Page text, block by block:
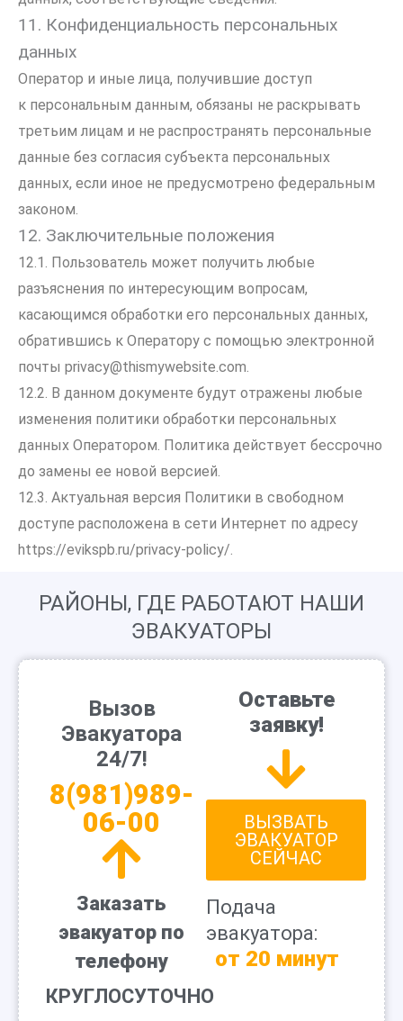
11. Конфиденциальность персональных
данных
Оператор и иные лица, получившие доступ
к персональным данным, обязаны не раскрывать
третьим лицам и не распространять персональные
данные без согласия субъекта персональных
данных, если иное не предусмотрено федеральным
законом.
12. Заключительные положения
12.1. Пользователь может получить любые
разъяснения по интересующим вопросам,
касающимся обработки его персональных данных,
обратившись к Оператору с помощью электронной
почты privacy@thismywebsite.com.
12.2. В данном документе будут отражены любые
изменения политики обработки персональных
данных Оператором. Политика действует бессрочно
до замены ее новой версией.
12.3. Актуальная версия Политики в свободном
доступе расположена в сети Интернет по адресу
https://evikspb.ru/privacy-policy/.
РАЙОНЫ, ГДЕ РАБОТАЮТ НАШИ
ЭВАКУАТОРЫ
Вызов
Эвакуатора
24/7!
8(981)989-
06-00
Заказать
эвакуатор по
телефону
КРУГЛОСУТОЧНО
Оставьте
заявку!
ВЫЗВАТЬ
ЭВАКУАТОР
СЕЙЧАС
Подача
эвакуатора:
от 20 минут